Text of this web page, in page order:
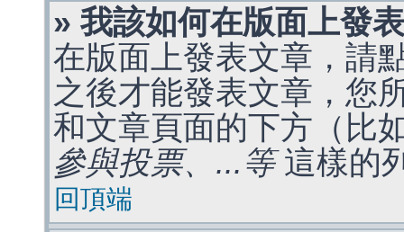
» 我該如何在版面上發
在版面上發表文章，請
之後才能發表文章，您
和文章頁面的下方（比
參與投票、...等這樣的
回頂端